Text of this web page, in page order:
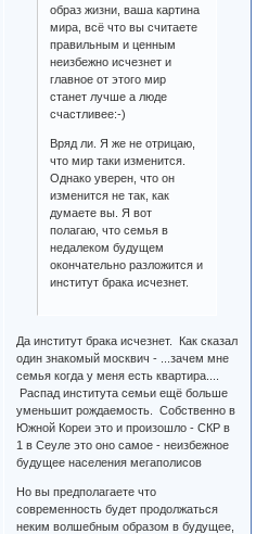
образ жизни, ваша картина
мира, всё что вы считаете
правильным и ценным
неизбежно исчезнет и
главное от этого мир
станет лучше а люде
счастливее:-)
Вряд ли. Я же не отрицаю,
что мир таки изменится.
Однако уверен, что он
изменится не так, как
думаете вы. Я вот
полагаю, что семья в
недалеком будущем
окончательно разложится и
институт брака исчезнет.
Да институт брака исчезнет. Как сказал
один знакомый москвич - ...зачем мне
семья когда у меня есть квартира....
Распад института семьи ещё больше
уменьшит рождаемость. Собственно в
Южной Кореи это и произошло - СКР в
1 в Сеуле это оно самое - неизбежное
будущее населения мегаполисов
Но вы предполагаете что
современность будет продолжаться
неким волшебным образом в будущее,